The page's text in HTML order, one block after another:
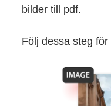
bilder till pdf.
Följ dessa steg